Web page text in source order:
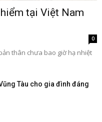
tại Việt Nam
0
thân chưa bao giờ hạ nhiệt
Tàu cho gia đình đáng